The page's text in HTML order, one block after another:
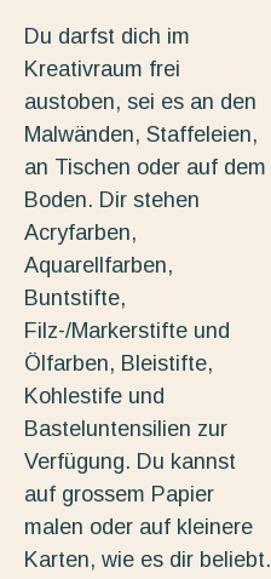
Du darfst dich im
Kreativraum frei
austoben, sei es an den
Malwänden, Staffeleien,
an Tischen oder auf dem
Boden. Dir stehen
Acryfarben,
Aquarellfarben,
Buntstifte,
Filz-/Markerstifte und
Ölfarben, Bleistifte,
Kohlestife und
Basteluntensilien zur
Verfügung. Du kannst
auf grossem Papier
malen oder auf kleinere
Karten, wie es dir beliebt.